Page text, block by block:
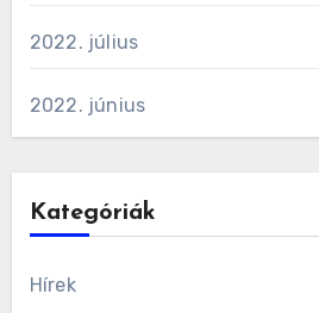
2022. július
2022. június
Kategóriák
Hírek